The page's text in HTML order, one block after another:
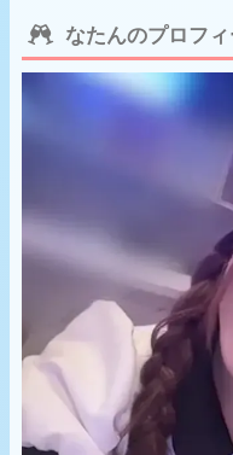
なたんのプロフ